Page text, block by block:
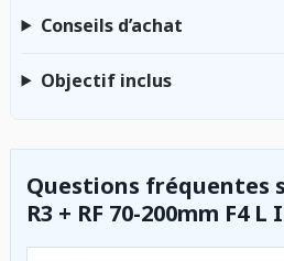
Conseils d’achat
Objectif inclus
Questions fréquentes
R3 + RF 70-200mm F4 L